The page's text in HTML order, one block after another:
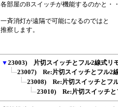
各部屋のBスイッチが機能するのかと・
一斉消灯が遠隔で可能になるのではと
推察します。
▼ 23003) 片切スイッチとフル2線式リ
23007) Re:片切スイッチとフル2
23008) Re:片切スイッチとフ
23010) Re:片切スイッチと